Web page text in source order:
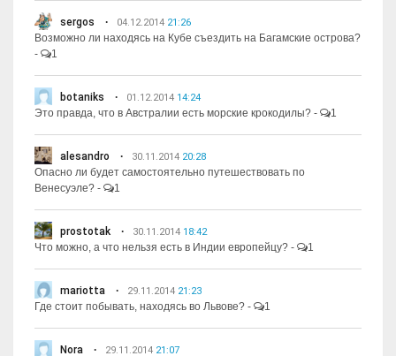
sergos 04.12.2014 21:26
Возможно ли находясь на Кубе съездить на Багамские острова?
-
1
botaniks 01.12.2014 14:24
Это правда, что в Австралии есть морские крокодилы? - 1
alesandro 30.11.2014 20:28
Опасно ли будет самостоятельно путешествовать по
Венесуэле? - 1
prostotak 30.11.2014 18:42
Что можно, а что нельзя есть в Индии европейцу? - 1
mariotta 29.11.2014 21:23
Где стоит побывать, находясь во Львове? - 1
Nora 29.11.2014 21:07